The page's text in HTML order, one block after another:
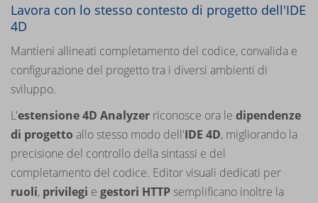
Lavora con lo stesso contesto di progetto dell'IDE
4D
Mantieni allineati completamento del codice, convalida e
configurazione del progetto tra i diversi ambienti di
sviluppo.
L'estensione 4D Analyzer riconosce ora le dipendenze
di progetto allo stesso modo dell'IDE 4D, migliorando la
precisione del controllo della sintassi e del
completamento del codice. Editor visuali dedicati per
ruoli, privilegi e gestori HTTP semplificano inoltre la